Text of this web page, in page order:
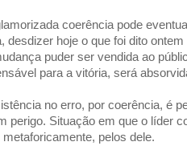
coerência pode
desdizer hoje o que foi dito
puder ser vendida ao
para a vitória, será
no erro, por coerência, é
perigo. Situação em que o líder
metaforicamente, pelos dele.